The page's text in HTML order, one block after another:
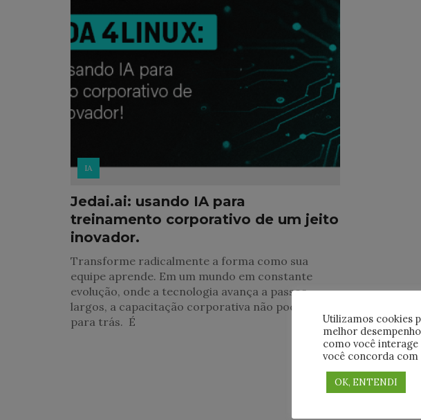
IA
Jedai.ai: usando IA para
treinamento corporativo de um jeito
inovador.
Transforme radicalmente a forma como sua
equipe aprende. Em um mundo em constante
evolução, onde a tecnologia avança a passos
largos, a capacitação corporativa não pode ficar
para trás. É
Utilizamos cookies
melhor
como você interage
você concorda com
OK, ENTENDI